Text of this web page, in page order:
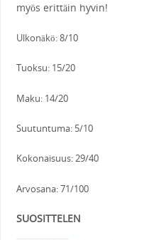
myös erittäin hyvin!
Ulkonäkö: 8/10
Tuoksu: 15/20
Maku: 14/20
Suutuntuma: 5/10
Kokonaisuus: 29/40
Arvosana: 71/100
SUOSITTELEN